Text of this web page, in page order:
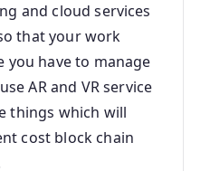
and cloud services
that your work
have to manage
AR and VR service
things which will
cost block chain